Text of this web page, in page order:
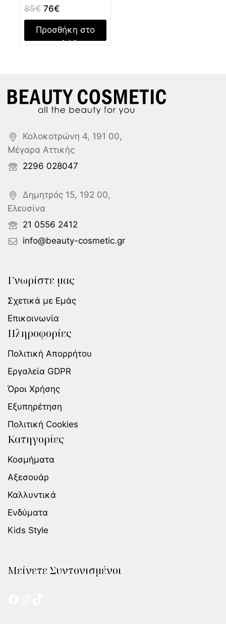
85€ 76€
Προσθήκη στο
καλάθι
Κολοκοτρώνη 4, 191 00,
Μέγαρα Αττικής
2296 028047
Δημητρός 15, 192 00,
Ελευσίνα
21 0556 2412
info@beauty-cosmetic.gr
Γνωρίστε μας
Σχετικά με Εμάς
Επικοινωνία
Πληροφορίες
Πολιτική Απορρήτου
Εργαλεία GDPR
Όροι Χρήσης
Εξυπηρέτηση
Πολιτική Cookies
Κατηγορίες
Κοσμήματα
Αξεσουάρ
Καλλυντικά
Ενδύματα
Kids Style
Μείνετε Συντονισμένοι